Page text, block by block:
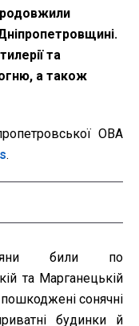
та
а також
ОВА
.
били по
та Марганецькій
сонячні
будинки й